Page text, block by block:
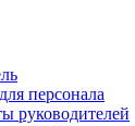
персонала
руководителей